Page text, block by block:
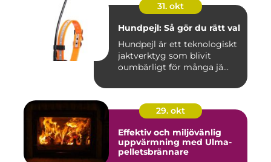
31. okt
Hundpejl: Så gör du rätt val
Hundpejl är ett teknologiskt
jaktverktyg som blivit
oumbärligt för många jä...
29. okt
Effektiv och miljövänlig
uppvärmning med Ulma-
pelletsbrännare